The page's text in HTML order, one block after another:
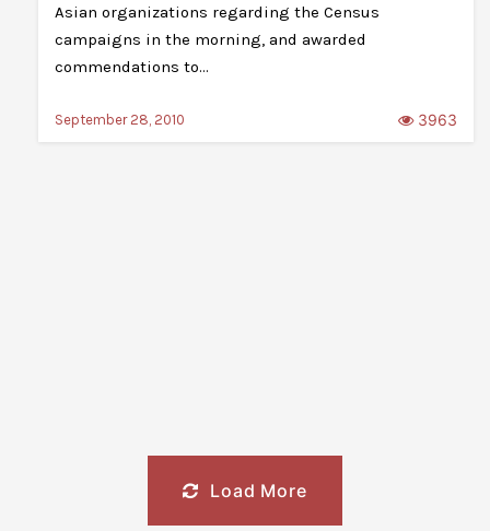
Asian organizations regarding the Census
campaigns in the morning, and awarded
commendations to…
September 28, 2010 3963
Load More